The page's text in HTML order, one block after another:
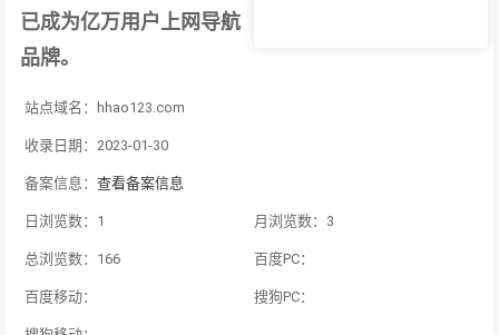
已成为亿万用户上网导航
品牌。
站点域名：hhao123.com
收录日期：2023-01-30
备案信息： 查看备案信息
日浏览数：1 月浏览数：3
总浏览数：166 百度PC：
百度移动： 搜狗PC：